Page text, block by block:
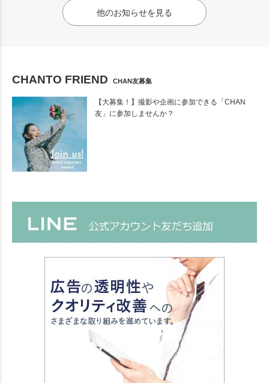
他のお知らせを見る
CHANTO FRIEND CHAN友募集
【大募集！】撮影や企画に参加できる「CHAN
友」に参加しませんか？